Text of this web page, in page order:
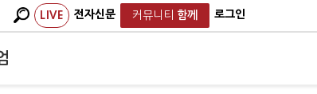
LIVE 전자신문 커뮤니티 함께 로그인